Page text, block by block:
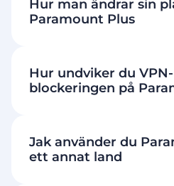
Hur man ändrar sin
Paramount Plus
Hur undviker du VPN-
blockeringen på
Jak använder du
ett annat land